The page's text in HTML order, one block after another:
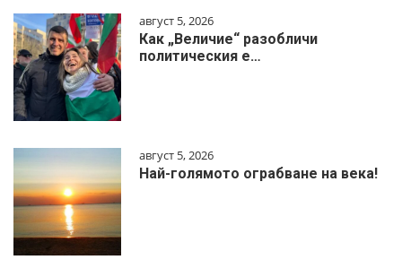
август 5, 2026
Как „Величие“ разобличи
политическия е…
август 5, 2026
Най-голямото ограбване на века!